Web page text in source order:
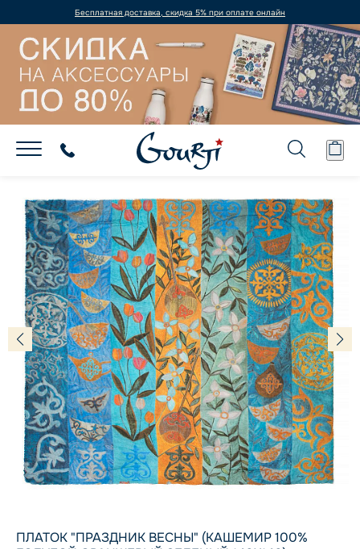
Бесплатная доставка, скидка 5% при оплате онлайн
ПЛАТОК "ПРАЗДНИК ВЕСНЫ" (КАШЕМИР 100%